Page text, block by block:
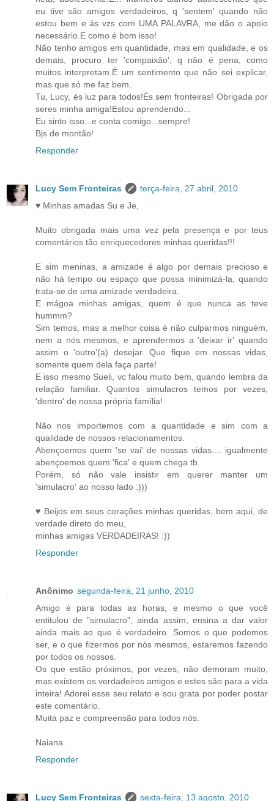
eu tive são amigos verdadeiros, q 'sentem' quando não
estou bem e ás vzs com UMA PALAVRA, me dão o apoio
necessário.E como é bom isso!
Não tenho amigos em quantidade, mas em qualidade, e os
demais, procuro ter 'compaixão', q não é pena, como
muitos interpretam.É um sentimento que não sei explicar,
mas que só me faz bem.
Tu, Lucy, és luz para todos!És sem fronteiras! Obrigada por
seres minha amiga!Estou aprendendo...
Eu sinto isso...e conta comigo...sempre!
Bjs de montão!
Responder
Lucy Sem Fronteiras
terça-feira, 27 abril, 2010
♥ Minhas amadas Su e Je,
Muito obrigada mais uma vez pela presença e por teus
comentários tão enriquecedores minhas queridas!!!
E sim meninas, a amizade é algo por demais precioso e
não há tempo ou espaço que possa minimizá-la, quando
trata-se de uma amizade verdadeira.
E mágoa minhas amigas, quem é que nunca as teve
hummm?
Sim temos, mas a melhor coisa é não culparmos ninguém,
nem a nós mesmos, e aprendermos a 'deixar ir' quando
assim o 'outro'(a) desejar. Que fique em nossas vidas,
somente quem dela faça parte!
E isso mesmo Sueli, vc falou muito bem, quando lembra da
relação familiar. Quantos simulacros temos por vezes,
'dentro' de nossa própria família!
Não nos importemos com a quantidade e sim com a
qualidade de nossos relacionamentos.
Abençoemos quem 'se vai' de nossas vidas.... igualmente
abençoemos quem 'fica' e quem chega tb.
Porém, só não vale insistir em querer manter um
'simulacro' ao nosso lado :)))
♥ Beijos em seus corações minhas queridas, bem aqui, de
verdade direto do meu,
minhas amigas VERDADEIRAS! :))
Responder
Anônimo segunda-feira, 21 junho, 2010
Amigo é para todas as horas, e mesmo o que você
entitulou de "simulacro", ainda assim, ensina a dar valor
ainda mais ao que é verdadeiro. Somos o que podemos
ser, e o que fizermos por nós mesmos, estaremos fazendo
por todos os nossos.
Os que estão próximos, por vezes, não demoram muito,
mas existem os verdadeiros amigos e estes são para a vida
inteira! Adorei esse seu relato e sou grata por poder postar
este comentário.
Muita paz e compreensão para todos nós.
Naiana.
Responder
Lucy Sem Fronteiras
sexta-feira, 13 agosto, 2010